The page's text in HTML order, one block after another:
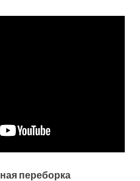
переборка